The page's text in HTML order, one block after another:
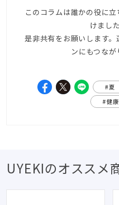
このコラムは誰かの役に
けまし
是非共有をお願いします。
ンにもつなが
#夏
#健康
UYEKIのオススメ